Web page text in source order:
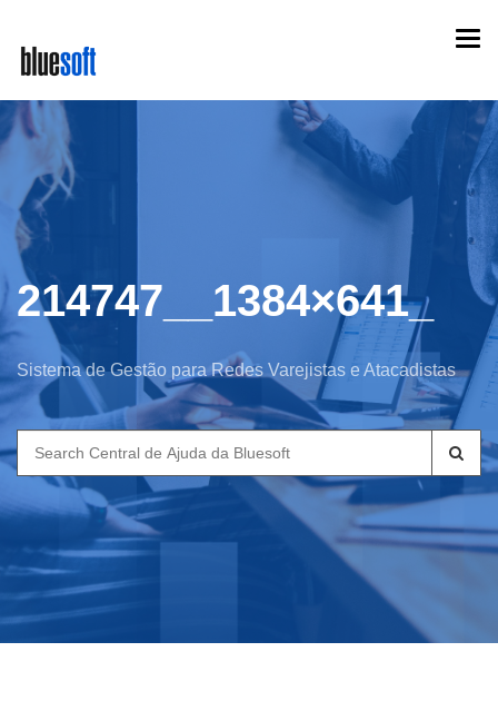
main
content
214747__1384×641_
Sistema de Gestão para Redes Varejistas e Atacadistas
Search
for: